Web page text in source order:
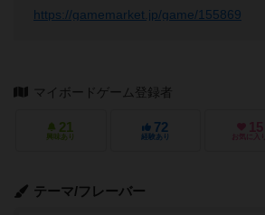
https://gamemarket.jp/game/155869
マイボードゲーム登録者
21
興味あり
72
経験あり
15
お気に入り
テーマ/フレーバー